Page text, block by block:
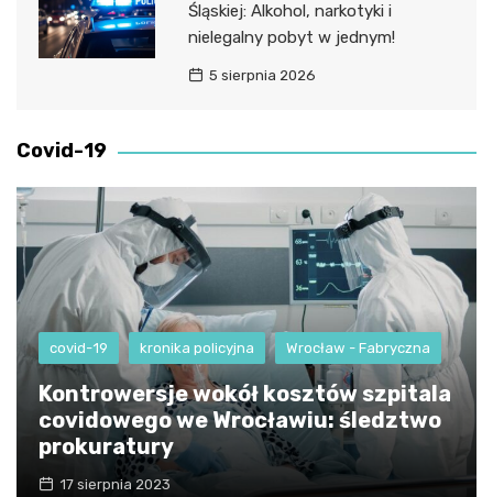
Śląskiej: Alkohol, narkotyki i
nielegalny pobyt w jednym!
5 sierpnia 2026
Covid-19
covid-19 kronika policyjna Wrocław - Fabryczna
Kontrowersje wokół kosztów szpitala
covidowego we Wrocławiu: śledztwo
prokuratury
17 sierpnia 2023